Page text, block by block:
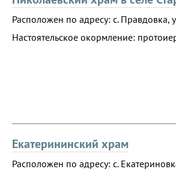
Расположен по адресу: с. Правдовка,
Настоятельское окормление:
Екатерининский храм
Расположен по адресу: с.